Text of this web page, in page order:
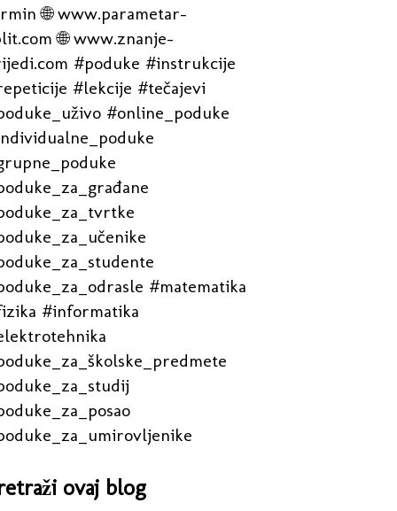
🌐 www.parametar-
🌐 www.znanje-
#poduke #instrukcije
#lekcije #tečajevi
#online_poduke
#matematika
#informatika
ovaj blog